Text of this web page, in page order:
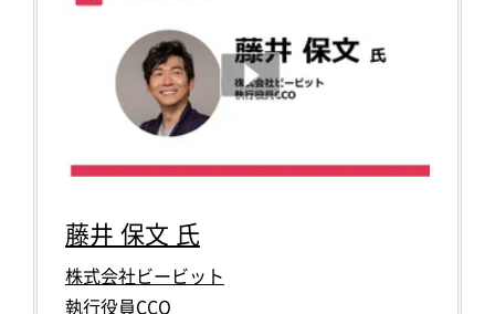
藤井 保文 氏
株式会社ビービット
執行役員CCO